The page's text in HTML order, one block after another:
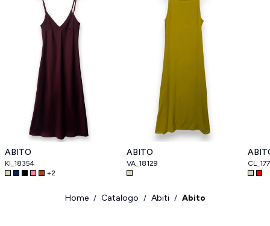
ABITO
KI_18354
+2
ABITO
VA_18129
Home / Catalogo / Abiti / Abito